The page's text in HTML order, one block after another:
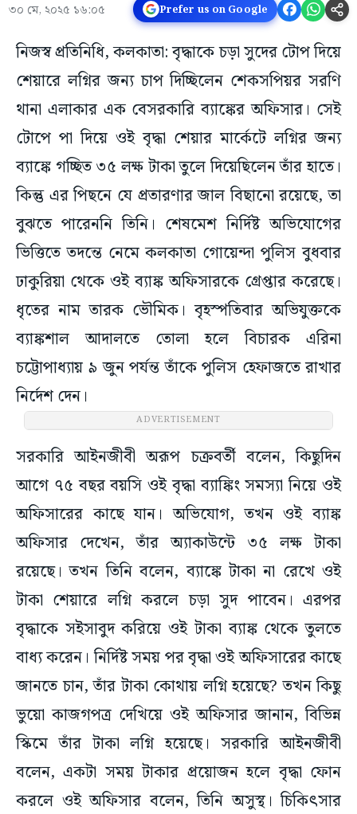
৩০ মে, ২০২৫ ১৬:০৫ Prefer us on Google
নিজস্ব প্রতিনিধি, কলকাতা: বৃদ্ধাকে চড়া সুদের টোপ দিয়ে
শেয়ারে লগ্নির জন্য চাপ দিচ্ছিলেন শেকসপিয়র সরণি
থানা এলাকার এক বেসরকারি ব্যাঙ্কের অফিসার। সেই
টোপে পা দিয়ে ওই বৃদ্ধা শেয়ার মার্কেটে লগ্নির জন্য
ব্যাঙ্কে গচ্ছিত ৩৫ লক্ষ টাকা তুলে দিয়েছিলেন তাঁর হাতে।
কিন্তু এর পিছনে যে প্রতারণার জাল বিছানো রয়েছে, তা
বুঝতে পারেননি তিনি। শেষমেশ নির্দিষ্ট অভিযোগের
ভিত্তিতে তদন্তে নেমে কলকাতা গোয়েন্দা পুলিস বুধবার
ঢাকুরিয়া থেকে ওই ব্যাঙ্ক অফিসারকে গ্রেপ্তার করেছে।
ধৃতের নাম তারক ভৌমিক। বৃহস্পতিবার অভিযুক্তকে
ব্যাঙ্কশাল আদালতে তোলা হলে বিচারক এরিনা
চট্টোপাধ্যা‌য় ৯ জুন পর্যন্ত তাঁকে পুলিস হেফাজতে রাখার
নির্দেশ দেন।
ADVERTISEMENT
সরকারি আইনজীবী অরূপ চক্রবর্তী বলেন, কিছুদিন
আগে ৭৫ বছর বয়সি ওই বৃদ্ধা ব্যাঙ্কিং সমস্যা নিয়ে ওই
অফিসারের কাছে যান। অভিযোগ, তখন ওই ব্যাঙ্ক
অফিসার দেখেন, তাঁর অ্যাকাউন্টে ৩৫ লক্ষ টাকা
রয়েছে। তখন তিনি বলেন, ব্যাঙ্কে টাকা না রেখে ওই
টাকা শেয়ারে লগ্নি করলে চড়া সুদ পাবেন। এরপর
বৃদ্ধাকে সইসাবুদ করিয়ে ওই টাকা ব্যাঙ্ক থেকে তুলতে
বাধ্য করেন। নির্দিষ্ট সময় পর বৃদ্ধা ওই অফিসারের কাছে
জানতে চান, তাঁর টাকা কোথায় লগ্নি হয়েছে? তখন কিছু
ভুয়ো কাজগপত্র দেখিয়ে ওই অফিসার জানান, বিভিন্ন
স্কিমে তাঁর টাকা লগ্নি হয়েছে। সরকারি আইনজীবী
বলেন, একটা সময় টাকার প্রয়োজন হলে বৃদ্ধা ফোন
করলে ওই অফিসার বলেন, তিনি অসুস্থ। চিকিৎসার